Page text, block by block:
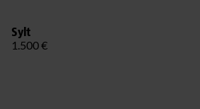
Sylt
1.500 €